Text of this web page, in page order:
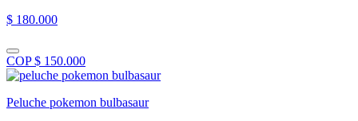
$ 180.000
COP $ 150.000
Peluche pokemon bulbasaur